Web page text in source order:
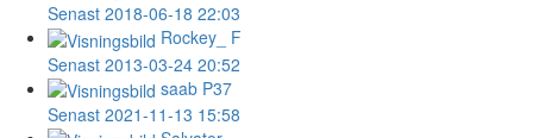
Senast 2018-06-18 22:03
Rockey_
F
Senast 2013-03-24 20:52
saab P37
Senast 2021-11-13 15:58